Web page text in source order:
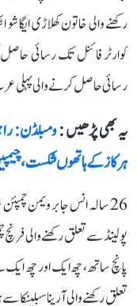
رکھنے والی خاتون کھلاڑی
کوارٹر فائنل تک رسائی
رسائی حاصل کرنے والی پہلی
یہ بھی پڑھیں :ومبلڈن:
ہرکاز کے ہاتھوں شکست،
26 سالہ انس جابر ویمن
پولینڈ سے تعلق رکھنے والی
پانچ ساتھ، چھ ایک اور چھ
تعلق رکھنے والی آرینا